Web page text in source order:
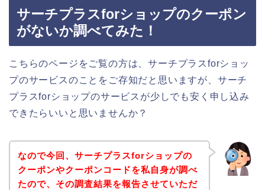
サーチプラスforショップのクーポン
がないか調べてみた！
こちらのページをご覧の方は、サーチプラスforショッ
プのサービスのことをご存知だと思いますが、サーチ
プラスforショップのサービスが少しでも安く申し込み
できたらいいと思いませんか？
なので今回、サーチプラスforショップの
クーポンやクーポンコードを私自身が調べ
たので、その調査結果を報告させていただ